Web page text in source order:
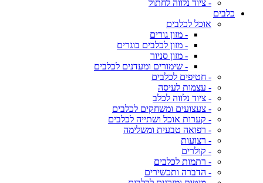
- ציוד נלווה לחתול
כלבים
אוכל לכלבים
- מזון גורים
- מזון לכלבים בוגרים
- מזון סניור
- שימורים ומעדנים לכלבים
- חטיפים לכלבים
- עצמות לעיסה
- ציוד נלווה לכלב
- צעצועים ומשחקים לכלבים
- קערות אוכל ושתייה לכלבים
- רפואה טבעית ומשלימה
- רצועות
- קולרים
- רתמות לכלבים
- הדברה ותכשירים